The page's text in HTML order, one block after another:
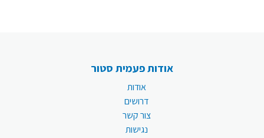
אודות פעמית סטור
אודות
דרושים
צור קשר
נגישות